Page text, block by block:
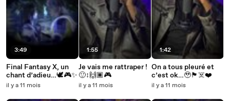
3:49
Final Fantasy X, un
chant d’adieu…🕊️🎮✨
il y a 11 mois
1:55
Je vais me rattraper !
🙂‍↕️🙌🏿🎮
il y a 11 mois
1:42
On a tous pleuré et
c’est ok…🥹🏴‍☠️❤️
il y a 11 mois